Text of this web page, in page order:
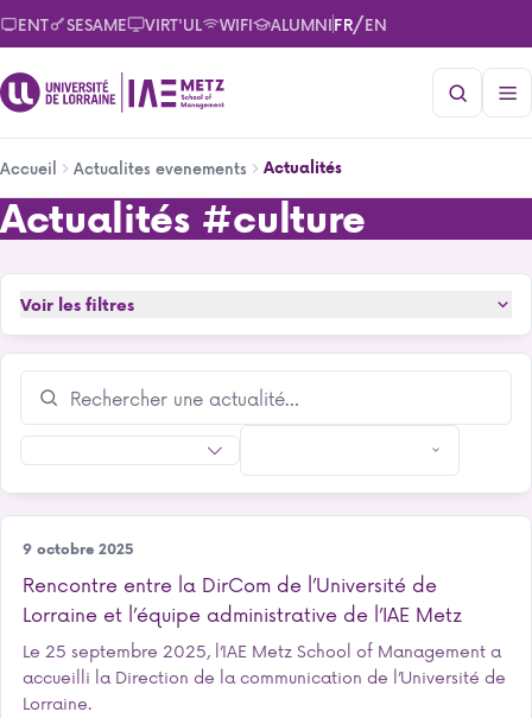
Aller
au
contenu
principal
ENT SESAME VIRT'UL WIFI ALUMNIFR/EN
d'Ariane
Accueil Actualites evenements Actualités
Actualités
Actualités#culture
Voir les filtres
Notre école
9 octobre 2025
Rencontre entre la DirCom de l’Université de
Lorraine et l’équipe administrative de l’IAE Metz
Le 25 septembre 2025, l’IAE Metz School of Management a
accueilli la Direction de la communication de l’Université de
Lorraine.